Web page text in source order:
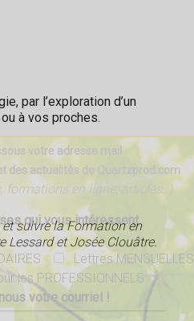
par l’exploration d’un
à vos proches.
suivre la Formation en
Lessard et Josée Clouâtre.
votre adresse mail
des actualités de Quartzprod.com
formations en ligne, articles..)
qui vous intéressent
Lettres MENSUELLES
les PROFESSIONNELS
votre courriel !